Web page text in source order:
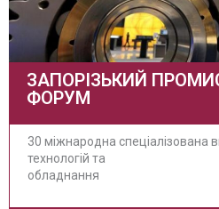
ЗАПОРІЗЬКИЙ
ФОРУМ
30 міжнародна спеціалізована
технологій та
обладнання